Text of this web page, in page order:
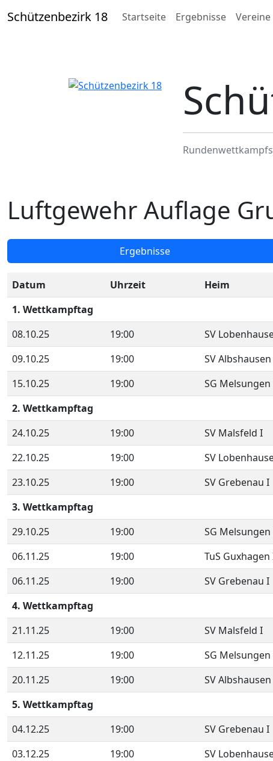
Schützenbezirk 18 Startseite Ergebnisse Vereine
Luftgewehr Auflage
Ergebnisse
Datum Uhrzeit Heim
1. Wettkampftag
08.10.25
19:00 SV
09.10.25
19:00 SV
15.10.25
19:00 SG Melsungen
2. Wettkampftag
24.10.25
19:00 SV Malsfeld I
22.10.25
19:00 SV
23.10.25
19:00 SV Grebenau I
3. Wettkampftag
29.10.25
19:00 SG Melsungen
06.11.25
19:00 TuS Guxhagen
06.11.25
19:00 SV Grebenau I
4. Wettkampftag
21.11.25
19:00 SV Malsfeld I
12.11.25
19:00 SG Melsungen
20.11.25
19:00 SV
5. Wettkampftag
04.12.25
19:00 SV Grebenau I
03.12.25
19:00 SV